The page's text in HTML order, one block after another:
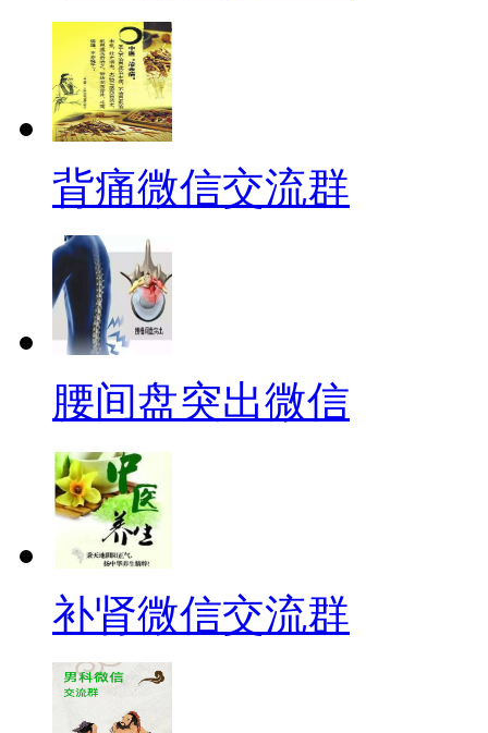
背痛微信交流群
腰间盘突出微信
补肾微信交流群